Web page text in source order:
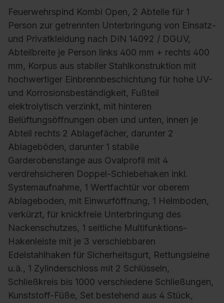
Feuerwehrspind Kombi Open, 2 Abteile für 1
Person zur getrennten Unterbringung von Einsatz-
und Privatkleidung nach DIN 14092 / DGUV,
Abteilbreite je Person links 400 mm + rechts 400
mm, Korpus aus stabiler Stahlkonstruktion mit
hochwertiger Einbrennbeschichtung für hohe UV-
und Korrosionsbeständigkeit, Fußteil
elektrolytisch verzinkt, mit hinteren
Belüftungsöffnungen oben und unten, innen je
Abteil rechts 2 Ablagefächer, darunter 2
Ablageböden, darunter 1 stabile
Garderobenstange aus Ovalprofil mit 4
verdrehsicheren Doppel-Schiebehaken inkl.
Systemaufnahme, 1 Wertfachtür vor oberem
Ablageboden, mit Einwurföffnung, 1 Helmboden,
verkürzt, für knickfreie Unterbringung des
Nackenschutzes, 1 seitliche Multifunktions-
Hakenleiste mit je 3 verschiebbaren
Edelstahlhaken für Sicherheitsgurt, Rettungsleine
u.ä., 1 Zylinderschloss mit 2 Schlüsseln,
Schließkreis bis 1000 verschiedene Schließungen,
Kunststoff-Füße, Set bestehend aus 4 Stück,